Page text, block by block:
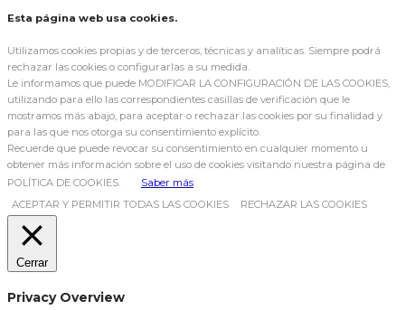
Esta página web usa cookies.
Utilizamos cookies propias y de terceros, técnicas y analíticas. Siempre podrá
rechazar las cookies o configurarlas a su medida.
Le informamos que puede MODIFICAR LA CONFIGURACIÓN DE LAS COOKIES,
utilizando para ello las correspondientes casillas de verificación que le
mostramos más abajo, para aceptar o rechazar las cookies por su finalidad y
para las que nos otorga su consentimiento explícito.
Recuerde que puede revocar su consentimiento en cualquier momento u
obtener más información sobre el uso de cookies visitando nuestra página de
POLÍTICA DE COOKIES.
Saber más
ACEPTAR Y PERMITIR TODAS LAS COOKIES
RECHAZAR LAS COOKIES
Cerrar
Privacy Overview